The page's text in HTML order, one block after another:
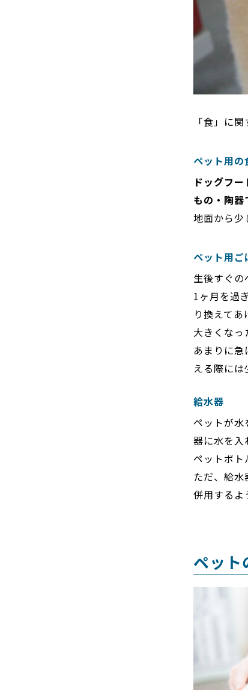
「食」に
ペット用の
ドッグフ
もの・陶器
地面から少
ペット用ご
生後すぐの
1ヶ月を過
り換えてあ
大きくなっ
あまりに
える際には
給水器
ペットが水
器に水を入
ペットボト
ただ、給
併用するよ
ペット